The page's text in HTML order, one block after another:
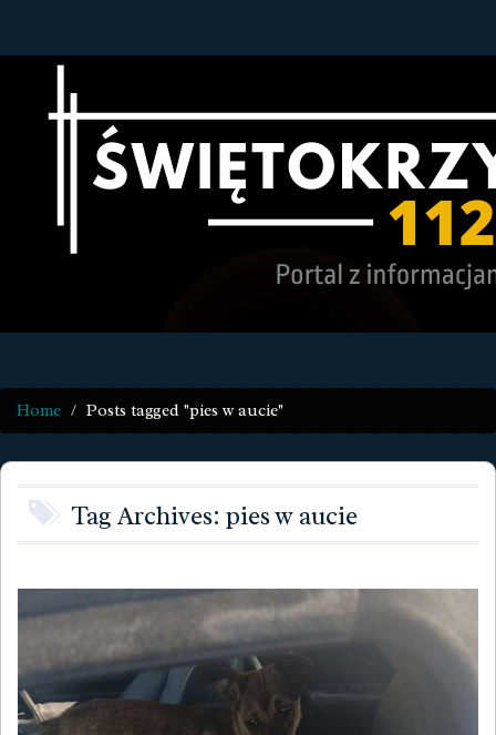
Home Posts tagged "pies w aucie"
Tag Archives: pies w aucie